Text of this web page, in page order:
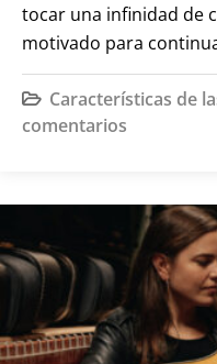
tocar una infinidad de
motivado para
Características de
comentarios